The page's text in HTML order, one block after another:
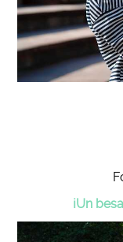
¡Un